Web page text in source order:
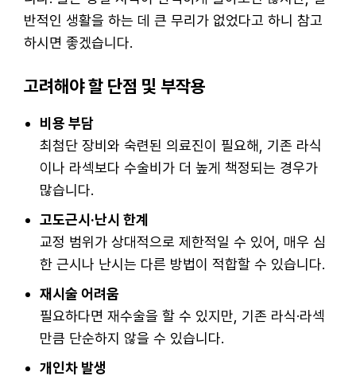
반적인 생활을 하는 데 큰 무리가 없었다고 하니 참고
하시면 좋겠습니다.
고려해야 할 단점 및 부작용
비용 부담
최첨단 장비와 숙련된 의료진이 필요해, 기존 라식
이나 라섹보다 수술비가 더 높게 책정되는 경우가
많습니다.
고도근시·난시 한계
교정 범위가 상대적으로 제한적일 수 있어, 매우 심
한 근시나 난시는 다른 방법이 적합할 수 있습니다.
재시술 어려움
필요하다면 재수술을 할 수 있지만, 기존 라식·라섹
만큼 단순하지 않을 수 있습니다.
개인차 발생